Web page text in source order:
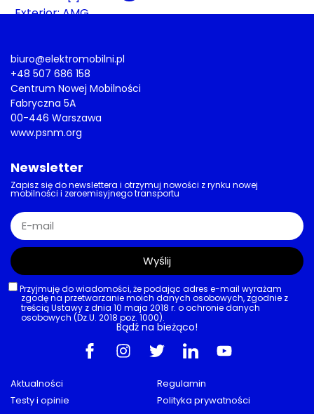
biuro@elektromobilni.pl
+48 507 686 158
Centrum Nowej Mobilności
Fabryczna 5A
00-446 Warszawa
www.psnm.org
Aktualności
Testy i opinie
Regulamin
Polityka prywatności
Newsletter
Zapisz się do newslettera i otrzymuj nowości z rynku nowej
mobilności i zeroemisyjnego transportu
Przyjmuję do wiadomości, że podając adres e-mail wyrażam
zgodę na przetwarzanie moich danych osobowych, zgodnie z
treścią Ustawy z dnia 10 maja 2018 r. o ochronie danych
osobowych (Dz.U. 2018 poz. 1000).
Wyślij
Bądź na bieżąco!